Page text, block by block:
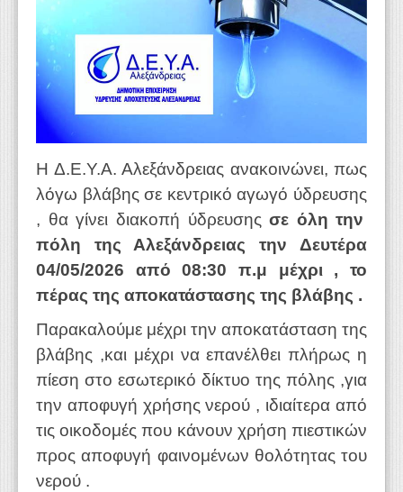
Η Δ.Ε.Υ.Α. Αλεξάνδρειας ανακοινώνει, πως
λόγω βλάβης σε κεντρικό αγωγό ύδρευσης
, θα γίνει διακοπή ύδρευσηςσε όλη την
πόλη της Αλεξάνδρειας την
Δευτέρα
04/05/2026 από 08:30 π.μ μέχρι , το
πέρας της αποκατάστασης της βλάβης .
Παρακαλούμε μέχρι την αποκατάσταση της
βλάβης ,και μέχρι να επανέλθει πλήρως η
πίεση στο εσωτερικό δίκτυο της πόλης ,για
την αποφυγή χρήσης νερού , ιδιαίτερα από
τις οικοδομές που κάνουν χρήση πιεστικών
προς αποφυγή φαινομένων θολότητας του
νερού .